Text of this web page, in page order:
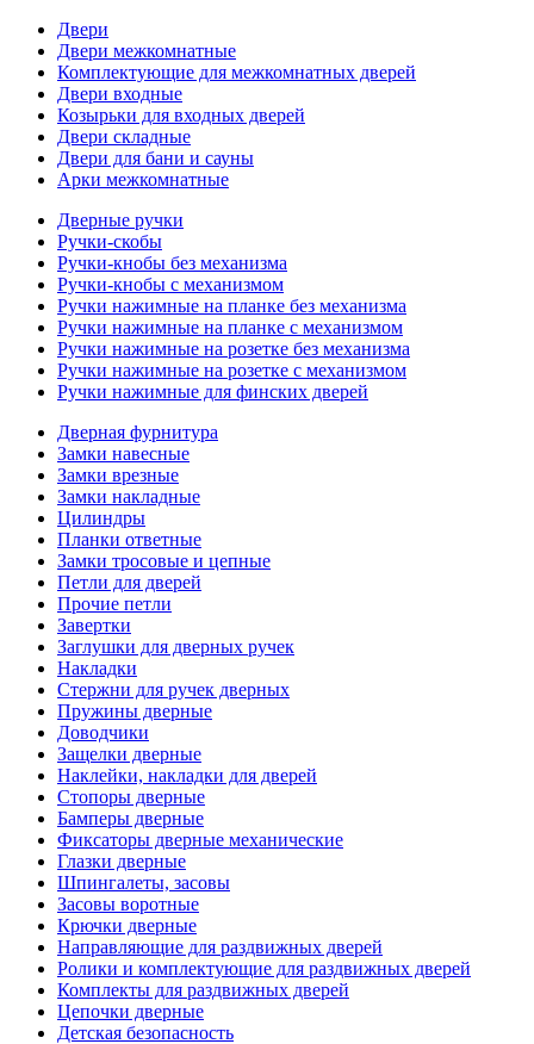
Двери
Двери межкомнатные
Комплектующие для межкомнатных дверей
Двери входные
Козырьки для входных дверей
Двери складные
Двери для бани и сауны
Арки межкомнатные
Дверные ручки
Ручки-скобы
Ручки-кнобы без механизма
Ручки-кнобы с механизмом
Ручки нажимные на планке без механизма
Ручки нажимные на планке с механизмом
Ручки нажимные на розетке без механизма
Ручки нажимные на розетке с механизмом
Ручки нажимные для финских дверей
Дверная фурнитура
Замки навесные
Замки врезные
Замки накладные
Цилиндры
Планки ответные
Замки тросовые и цепные
Петли для дверей
Прочие петли
Завертки
Заглушки для дверных ручек
Накладки
Стержни для ручек дверных
Пружины дверные
Доводчики
Защелки дверные
Наклейки, накладки для дверей
Стопоры дверные
Бамперы дверные
Фиксаторы дверные механические
Глазки дверные
Шпингалеты, засовы
Засовы воротные
Крючки дверные
Направляющие для раздвижных дверей
Ролики и комплектующие для раздвижных дверей
Комплекты для раздвижных дверей
Цепочки дверные
Детская безопасность